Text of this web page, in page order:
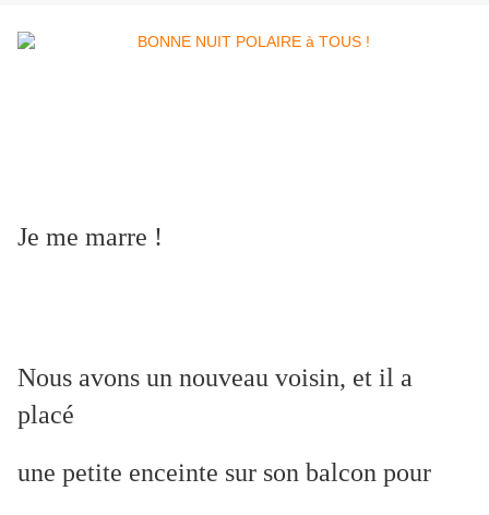
Je me marre !
Nous avons un nouveau voisin, et il a
placé
une petite enceinte sur son balcon pour